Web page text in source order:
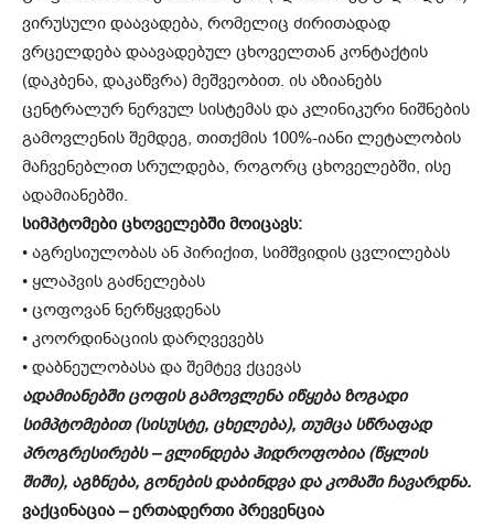
ვირუსული დაავადება, რომელიც ძირითადად
ვრცელდება დაავადებულ ცხოველთან კონტაქტის
(დაკბენა, დაკაწვრა) მეშვეობით. ის აზიანებს
ცენტრალურ ნერვულ სისტემას და კლინიკური ნიშნების
გამოვლენის შემდეგ, თითქმის 100%-იანი ლეტალობის
მაჩვენებლით სრულდება, როგორც ცხოველებში, ისე
ადამიანებში.
სიმპტომები ცხოველებში მოიცავს:
• აგრესიულობას ან პირიქით, სიმშვიდის ცვლილებას
• ყლაპვის გაძნელებას
• ცოფოვან ნერწყვდენას
• კოორდინაციის დარღვევებს
• დაბნეულობასა და შემტევ ქცევას
ადამიანებში ცოფის გამოვლენა იწყება ზოგადი
სიმპტომებით (სისუსტე, ცხელება), თუმცა სწრაფად
პროგრესირებს – ვლინდება ჰიდროფობია (წყლის
შიში), აგზნება, გონების დაბინდვა და კომაში ჩავარდნა.
ვაქცინაცია – ერთადერთი პრევენცია